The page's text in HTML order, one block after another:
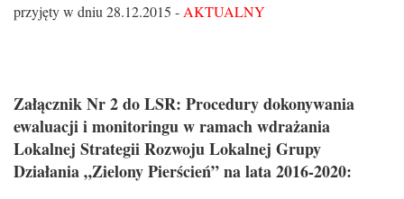
przyjęty w dniu 28.12.2015 - AKTUALNY
Załącznik Nr 2 do LSR: Procedury dokonywania
ewaluacji i monitoringu w ramach wdrażania
Lokalnej Strategii Rozwoju Lokalnej Grupy
Działania „Zielony Pierścień” na lata 2016-2020: